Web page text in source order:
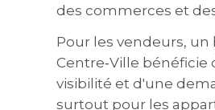
des commerces et
Pour les vendeurs, un
Centre‑Ville bénéficie
visibilité et d'une
surtout pour les